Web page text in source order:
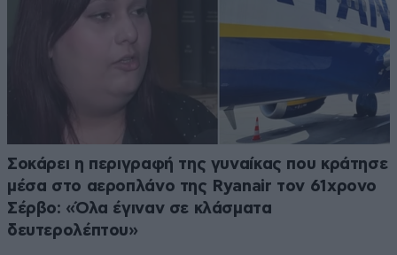
Σοκάρει η περιγραφή της γυναίκας που κράτησε
μέσα στο αεροπλάνο της Ryanair τον 61χρονο
Σέρβο: «Όλα έγιναν σε κλάσματα
δευτερολέπτου»